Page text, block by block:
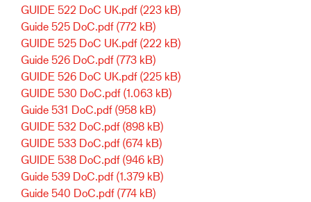
GUIDE 522 DoC UK.pdf (223 kB)
Guide 525 DoC.pdf (772 kB)
GUIDE 525 DoC UK.pdf (222 kB)
Guide 526 DoC.pdf (773 kB)
GUIDE 526 DoC UK.pdf (225 kB)
GUIDE 530 DoC.pdf (1.063 kB)
Guide 531 DoC.pdf (958 kB)
GUIDE 532 DoC.pdf (898 kB)
GUIDE 533 DoC.pdf (674 kB)
GUIDE 538 DoC.pdf (946 kB)
Guide 539 DoC.pdf (1.379 kB)
Guide 540 DoC.pdf (774 kB)